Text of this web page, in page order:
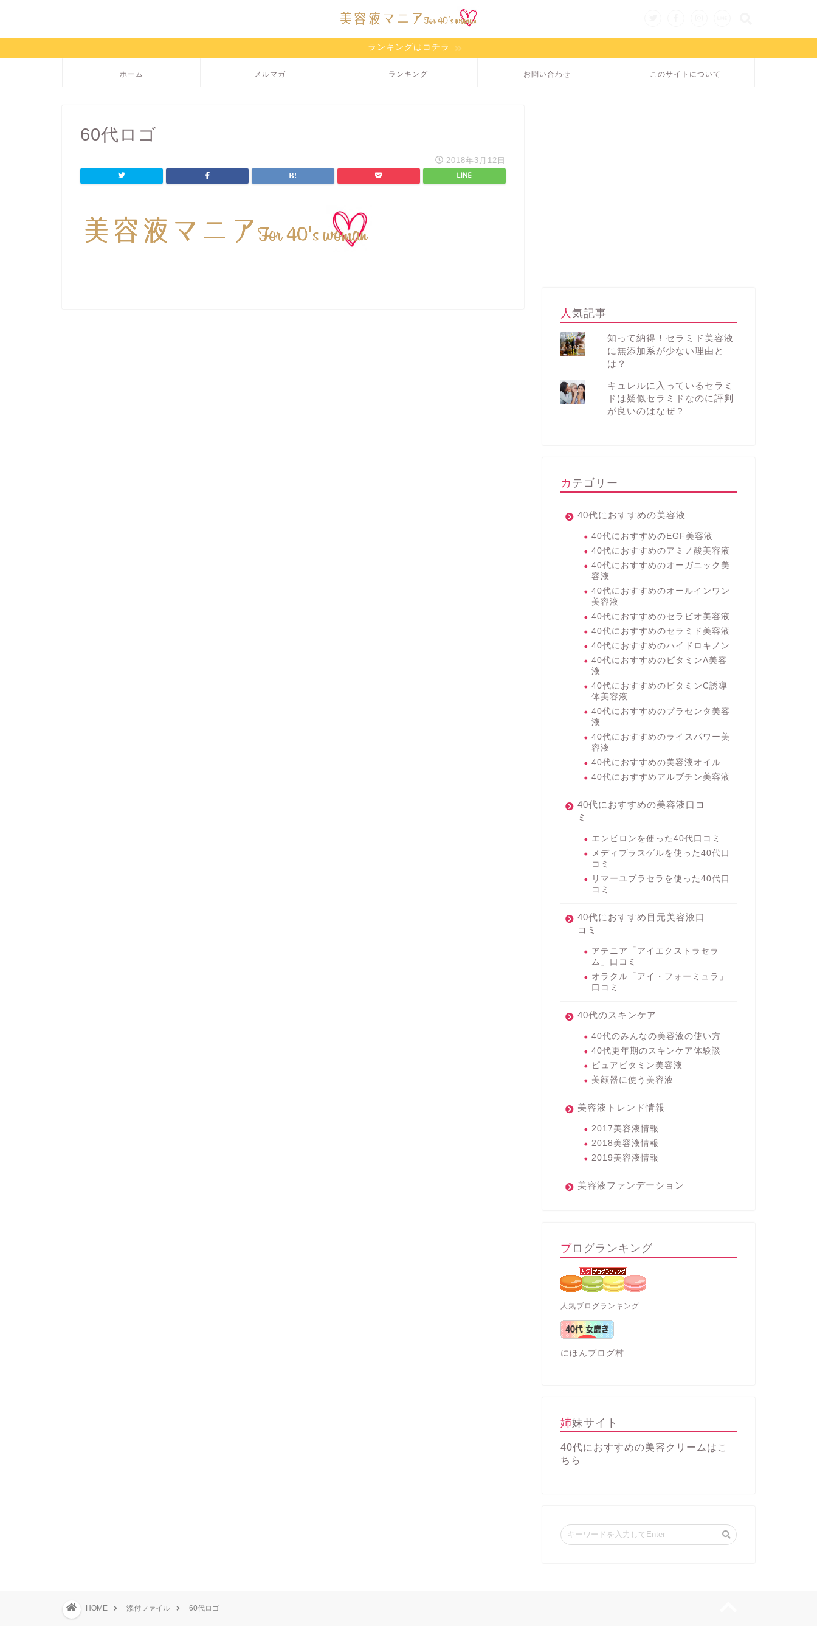
ランキングはコチラ
ホーム メルマガ ランキング お問い合わせ このサイトについて
60代ロゴ
2018年3月12日
人気記事
知って納得！セラミド美容液
に無添加系が少ない理由と
は？
キュレルに入っているセラミ
ドは疑似セラミドなのに評判
が良いのはなぜ？
カテゴリー
40代におすすめの美容液
40代におすすめのEGF美容液
40代におすすめのアミノ酸美容液
40代におすすめのオーガニック美
容液
40代におすすめのオールインワン
美容液
40代におすすめのセラビオ美容液
40代におすすめのセラミド美容液
40代におすすめのハイドロキノン
40代におすすめのビタミンA美容
液
40代におすすめのビタミンC誘導
体美容液
40代におすすめのプラセンタ美容
液
40代におすすめのライスパワー美
容液
40代におすすめの美容液オイル
40代におすすめアルブチン美容液
40代におすすめの美容液口コ
ミ
エンビロンを使った40代口コミ
メディプラスゲルを使った40代口
コミ
リマーユプラセラを使った40代口
コミ
40代におすすめ目元美容液口
コミ
アテニア「アイエクストラセラ
ム」口コミ
オラクル「アイ・フォーミュラ」
口コミ
40代のスキンケア
40代のみんなの美容液の使い方
40代更年期のスキンケア体験談
ピュアビタミン美容液
美顔器に使う美容液
美容液トレンド情報
2017美容液情報
2018美容液情報
2019美容液情報
美容液ファンデーション
ブログランキング
人気ブログランキング
にほんブログ村
姉妹サイト
40代におすすめの美容クリーム はこ
ちら
HOME 添付ファイル 60代ロゴ